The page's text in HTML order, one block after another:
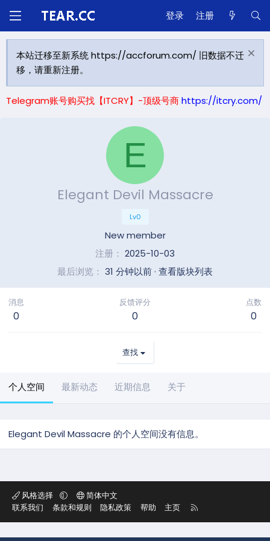
登录 注册
本站迁移至新系统 https://accforum.com/ 旧数据不迁
移，请重新注册。
Telegram账号购买找【ITCRY】-顶级号商https://itcry.com/
E
Elegant Devil Massacre
Lv0
New member
注册
2025-10-03
最后浏览
31 分钟以前· 查看版块列表
消息
0
反馈评分
0
点数
0
查找
个人空间 最新动态 近期信息 关于
Elegant Devil Massacre 的个人空间没有信息。
风格选择
简体中文
联系我们
条款和规则 隐私政策 帮助 主页